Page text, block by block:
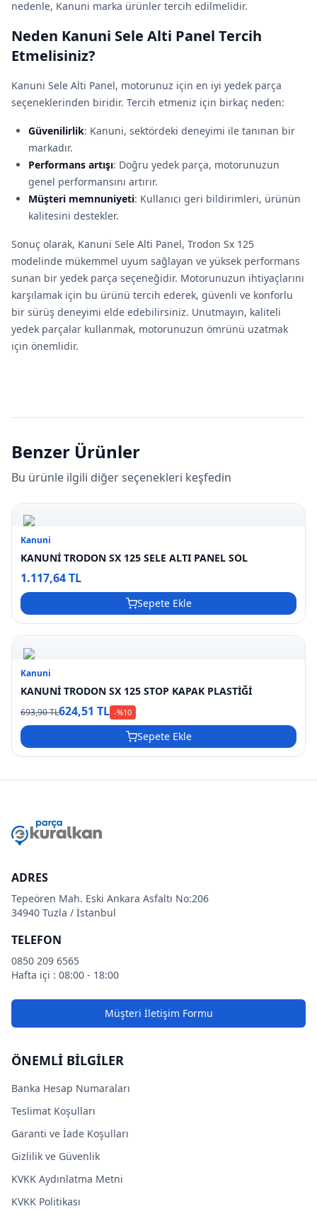
nedenle, Kanuni marka ürünler tercih edilmelidir.
Neden Kanuni Sele Alti Panel Tercih
Etmelisiniz?
Kanuni Sele Alti Panel, motorunuz için en iyi yedek parça
seçeneklerinden biridir. Tercih etmeniz için birkaç neden:
Güvenilirlik: Kanuni, sektördeki deneyimi ile tanınan bir
markadır.
Performans artışı: Doğru yedek parça, motorunuzun
genel performansını artırır.
Müşteri memnuniyeti: Kullanıcı geri bildirimleri, ürünün
kalitesini destekler.
Sonuç olarak, Kanuni Sele Alti Panel, Trodon Sx 125
modelinde mükemmel uyum sağlayan ve yüksek performans
sunan bir yedek parça seçeneğidir. Motorunuzun ihtiyaçlarını
karşılamak için bu ürünü tercih ederek, güvenli ve konforlu
bir sürüş deneyimi elde edebilirsiniz. Unutmayın, kaliteli
yedek parçalar kullanmak, motorunuzun ömrünü uzatmak
için önemlidir.
Benzer Ürünler
Bu ürünle ilgili diğer seçenekleri keşfedin
Kanuni
KANUNİ TRODON SX 125 SELE ALTI PANEL SOL
1.117,64 TL
Sepete Ekle
Kanuni
KANUNİ TRODON SX 125 STOP KAPAK PLASTİĞİ
693,90 TL624,51 TL -%10
Sepete Ekle
ADRES
Tepeören Mah. Eski Ankara Asfaltı No:206
34940 Tuzla / İstanbul
TELEFON
0850 209 6565
Hafta içi : 08:00 - 18:00
Müşteri İletişim Formu
ÖNEMLİ BİLGİLER
Banka Hesap Numaraları
Teslimat Koşulları
Garanti ve İade Koşulları
Gizlilik ve Güvenlik
KVKK Aydınlatma Metni
KVKK Politikası